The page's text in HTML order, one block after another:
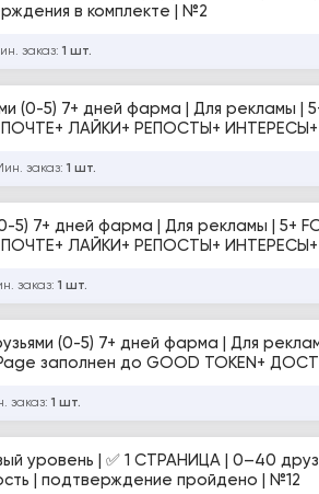
подтверждения в комплекте | №2
заказ: 1 шт.
(0-5) 7+ дней фарма | Для рекламы |
заказ: 1 шт.
5) 7+ дней фарма | Для рекламы | 5+
заказ: 1 шт.
(0-5) 7+ дней фарма | Для
заказ: 1 шт.
активность | подтверждение пройдено | №12